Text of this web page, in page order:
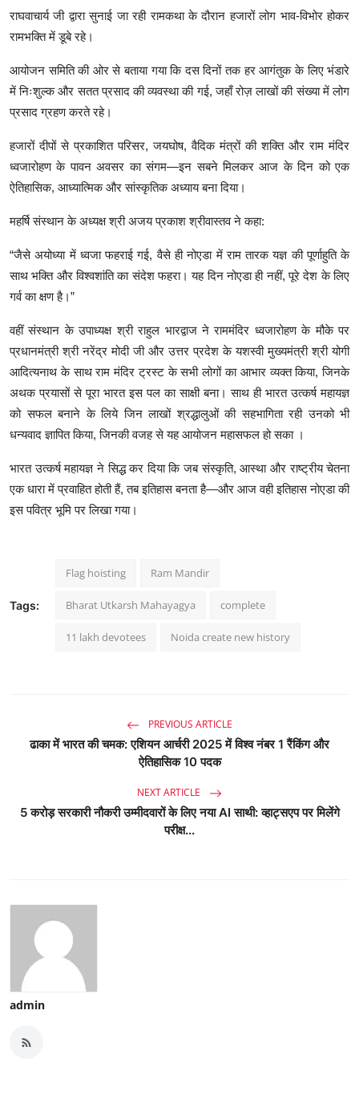
राघवाचार्य जी द्वारा सुनाई जा रही रामकथा के दौरान हजारों लोग भाव-विभोर होकर
रामभक्ति में डूबे रहे।
आयोजन समिति की ओर से बताया गया कि दस दिनों तक हर आगंतुक के लिए भंडारे
में निःशुल्क और सतत प्रसाद की व्यवस्था की गई,जहाँ रोज़ लाखों की संख्या में लोग
प्रसाद ग्रहण करते रहे।
हजारों दीपों से प्रकाशित परिसर,जयघोष,वैदिक मंत्रों की शक्ति और राम मंदिर
ध्वजारोहण के पावन अवसर का संगम—इन सबने मिलकर आज के दिन को एक
ऐतिहासिक, आध्यात्मिक और सांस्कृतिक अध्याय बना दिया।
महर्षि संस्थान के अध्यक्ष श्री अजय प्रकाश श्रीवास्तव ने कहा:
“जैसे अयोध्या में ध्वजा फहराई गई,वैसे ही नोएडा में राम तारक यज्ञ की पूर्णाहुति के
साथ भक्ति और विश्वशांति का संदेश फहरा। यह दिन नोएडा ही नहीं,पूरे देश के लिए
गर्व का क्षण है।”
वहीं संस्थान के उपाध्यक्ष श्री राहुल भारद्वाज ने राममंदिर ध्वजारोहण के मौके पर
प्रधानमंत्री श्री नरेंद्र मोदी जी और उत्तर प्रदेश के यशस्वी मुख्यमंत्री श्री योगी
आदित्यनाथ के साथ राम मंदिर ट्रस्ट के सभी लोगों का आभार व्यक्त किया,जिनके
अथक प्रयासों से पूरा भारत इस पल का साक्षी बना। साथ ही भारत उत्कर्ष महायज्ञ
को सफल बनाने के लिये जिन लाखों श्रद्धालुओं की सहभागिता रही उनको भी
धन्यवाद ज्ञापित किया,जिनकी वजह से यह आयोजन महासफल हो सका ।
भारत उत्कर्ष महायज्ञ ने सिद्ध कर दिया कि जब संस्कृति,आस्था और राष्ट्रीय चेतना
एक धारा में प्रवाहित होती हैं,तब इतिहास बनता है—और आज वही इतिहास नोएडा की
इस पवित्र भूमि पर लिखा गया।
Tags:
Flag hoisting Ram Mandir
Bharat Utkarsh Mahayagya complete
11 lakh devotees Noida create new history
PREVIOUS ARTICLE
ढाका में भारत की चमक: एशियन आर्चरी 2025 में विश्व नंबर 1 रैंकिंग और
ऐतिहासिक 10 पदक
NEXT ARTICLE
5 करोड़ सरकारी नौकरी उम्मीदवारों के लिए नया AI साथी: व्हाट्सएप पर मिलेंगे
परीक्ष...
admin